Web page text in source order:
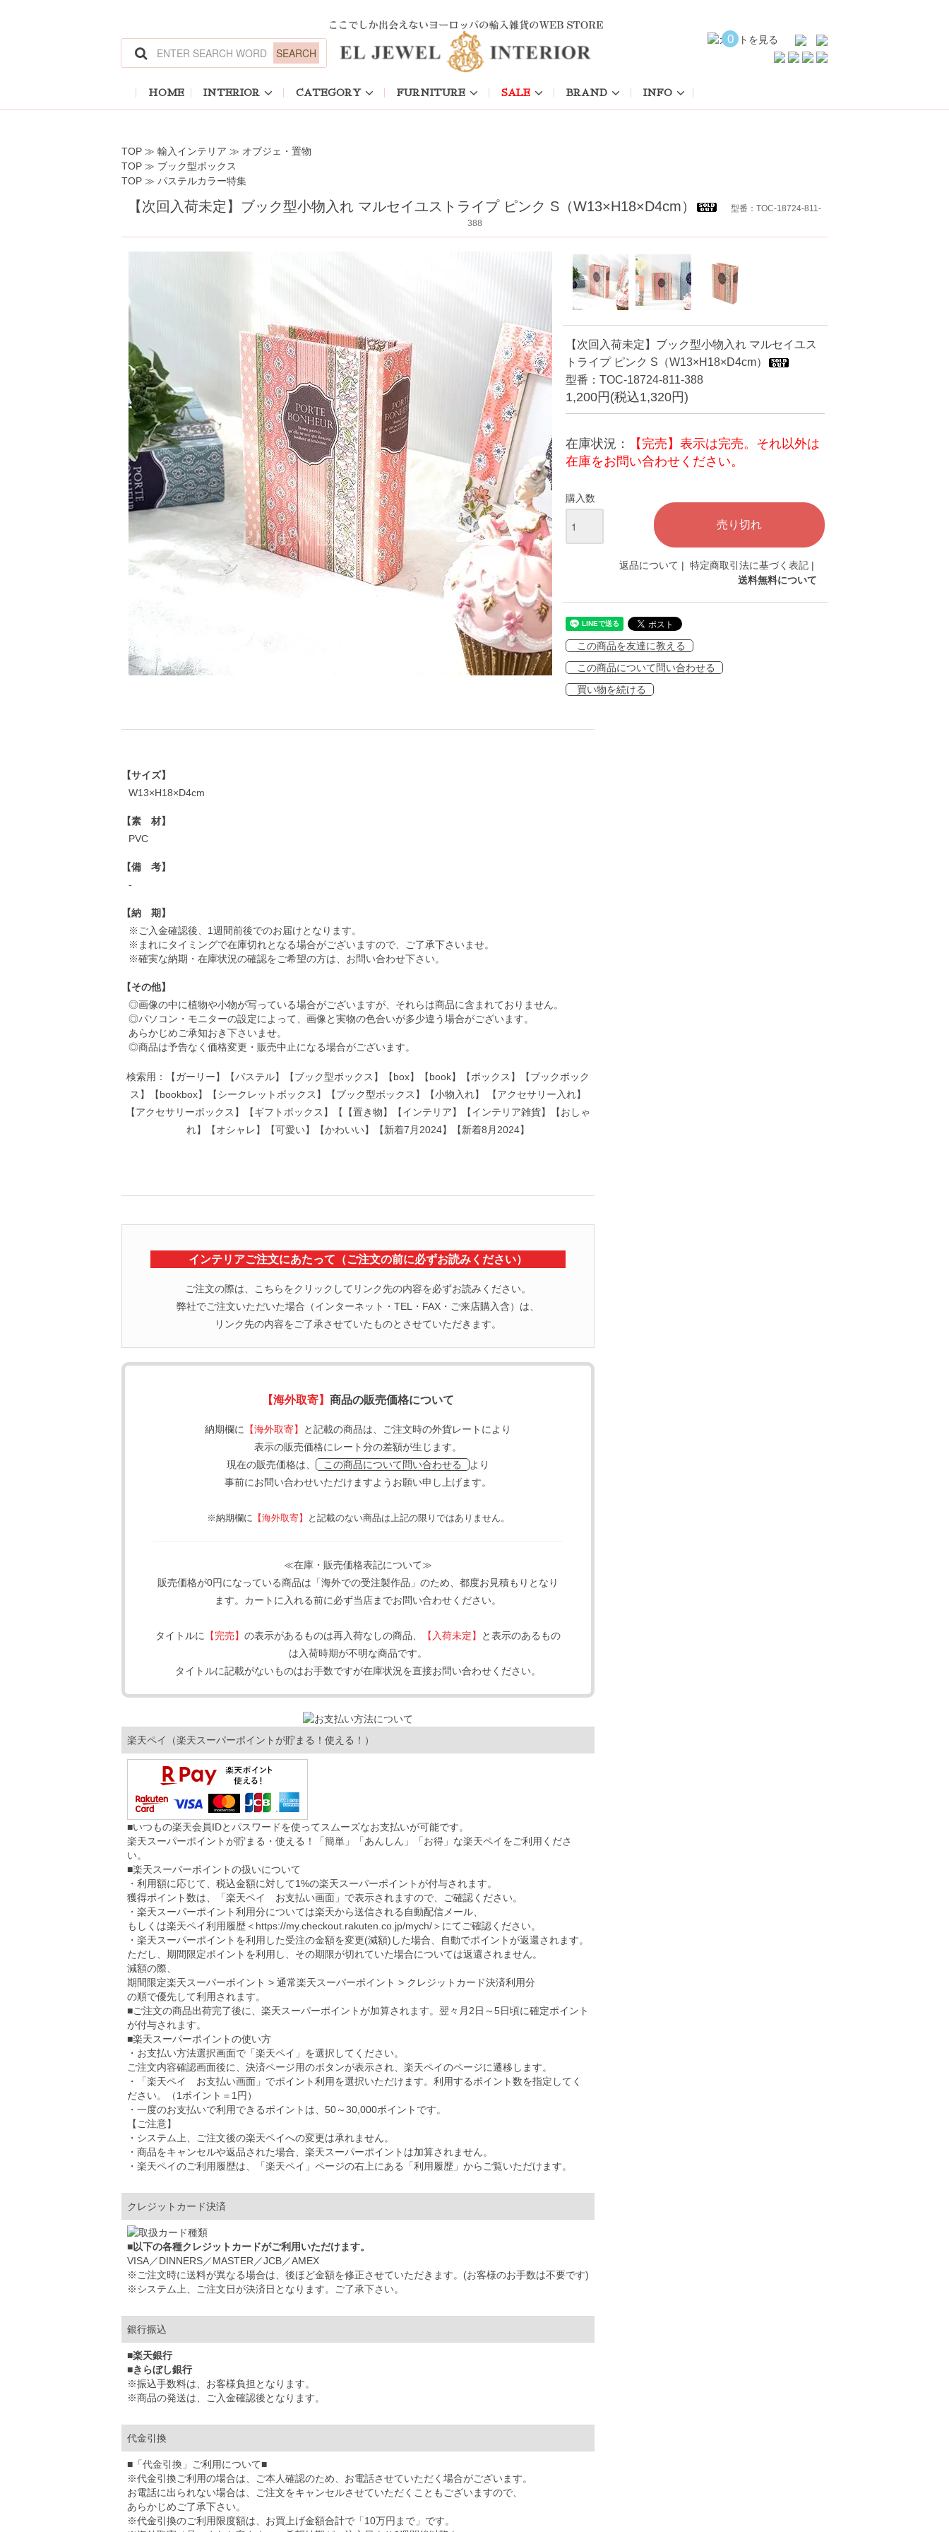
0
HOME INTERIOR CATEGORY FURNITURE SALE BRAND INFO
ホーム
TOP ≫ 輸入インテリア ≫ オブジェ・置物
TOP ≫ ブック型ボックス
TOP ≫ パステルカラー特集
【次回入荷未定】ブック型小物入れ マルセイユストライプ ピンク S（W13×H18×D4cm）
型番：TOC-18724-811-
388
【次回入荷未定】ブック型小物入れ マルセイユス
トライプ ピンク S（W13×H18×D4cm）
型番：TOC-18724-811-388
1,200円(税込1,320円)
在庫状況：
【完売】表示は完売。それ以外は
在庫をお問い合わせください。
購入数
返品について | 特定商取引法に基づく表記 |
送料無料について
この商品を友達に教える
この商品について問い合わせる
買い物を続ける
【サイズ】
W13×H18×D4cm
【素 材】
PVC
【備 考】
-
【納 期】
※ご入金確認後、1週間前後でのお届けとなります。
※まれにタイミングで在庫切れとなる場合がございますので、ご了承下さいませ。
※確実な納期・在庫状況の確認をご希望の方は、お問い合わせ下さい。
【その他】
◎画像の中に植物や小物が写っている場合がございますが、それらは商品に含まれておりません。
◎パソコン・モニターの設定によって、画像と実物の色合いが多少違う場合がございます。
あらかじめご承知おき下さいませ。
◎商品は予告なく価格変更・販売中止になる場合がございます。
検索用：【ガーリー】【パステル】【ブック型ボックス】【box】【book】【ボックス】【ブックボック
ス】【bookbox】【シークレットボックス】【ブック型ボックス】【小物入れ】 【アクセサリー入れ】
【アクセサリーボックス】【ギフトボックス】【【置き物】【インテリア】【インテリア雑貨】【おしゃ
れ】【オシャレ】【可愛い】【かわいい】【新着7月2024】【新着8月2024】
インテリアご注文にあたって（ご注文の前に必ずお読みください）
ご注文の際は、こちらをクリックしてリンク先の内容を必ずお読みください。
弊社でご注文いただいた場合（インターネット・TEL・FAX・ご来店購入含）は、
リンク先の内容をご了承させていたものとさせていただきます。
【海外取寄】 商品の販売価格について
納期欄に 【海外取寄】
と記載の商品は、ご注文時の外貨レートにより
表示の販売価格にレート分の差額が生じます。
現在の販売価格は、
この商品について問い合わせる
より
事前にお問い合わせいただけますようお願い申し上げます。
※納期欄に 【海外取寄】 と記載のない商品は上記の限りではありません。
≪在庫・販売価格表記について≫
販売価格が0円になっている商品は「海外での受注製作品」のため、都度お見積もりとなり
ます。カートに入れる前に必ず当店までお問い合わせください。
タイトルに 【完売】 の表示があるものは再入荷なしの商品、 【入荷未定】
と表示のあるもの
は入荷時期が不明な商品です。
タイトルに記載がないものはお手数ですが在庫状況を直接お問い合わせください。
楽天ペイ（楽天スーパーポイントが貯まる！使える！）
■いつもの楽天会員IDとパスワードを使ってスムーズなお支払いが可能です。
楽天スーパーポイントが貯まる・使える！「簡単」「あんしん」「お得」な楽天ペイをご利用くださ
い。
■楽天スーパーポイントの扱いについて
・利用額に応じて、税込金額に対して1%の楽天スーパーポイントが付与されます。
獲得ポイント数は、「楽天ペイ お支払い画面」で表示されますので、ご確認ください。
・楽天スーパーポイント利用分については楽天から送信される自動配信メール、
もしくは楽天ペイ利用履歴＜ https://my.checkout.rakuten.co.jp/mych/＞にてご確認ください。
・楽天スーパーポイントを利用した受注の金額を変更(減額)した場合、自動でポイントが返還されます。
ただし、期間限定ポイントを利用し、その期限が切れていた場合については返還されません。
減額の際、
期間限定楽天スーパーポイント > 通常楽天スーパーポイント > クレジットカード決済利用分
の順で優先して利用されます。
■ご注文の商品出荷完了後に、楽天スーパーポイントが加算されます。翌々月2日～5日頃に確定ポイント
が付与されます。
■楽天スーパーポイントの使い方
・お支払い方法選択画面で「楽天ペイ」を選択してください。
ご注文内容確認画面後に、決済ページ用のボタンが表示され、楽天ペイのページに遷移します。
・「楽天ペイ お支払い画面」でポイント利用を選択いただけます。利用するポイント数を指定してく
ださい。（1ポイント＝1円）
・一度のお支払いで利用できるポイントは、50～30,000ポイントです。
【ご注意】
・システム上、ご注文後の楽天ペイへの変更は承れません。
・商品をキャンセルや返品された場合、楽天スーパーポイントは加算されません。
・楽天ペイのご利用履歴は、「楽天ペイ」ページの右上にある「利用履歴」からご覧いただけます。
クレジットカード決済
■以下の各種クレジットカードがご利用いただけます。
VISA／DINNERS／MASTER／JCB／AMEX
※ご注文時に送料が異なる場合は、後ほど金額を修正させていただきます。(お客様のお手数は不要です)
※システム上、ご注文日が決済日となります。ご了承下さい。
銀行振込
■楽天銀行
■きらぼし銀行
※振込手数料は、お客様負担となります。
※商品の発送は、ご入金確認後となります。
代金引換
■「代金引換」ご利用について■
※代金引換ご利用の場合は、ご本人確認のため、お電話させていただく場合がございます。
お電話に出られない場合は、ご注文をキャンセルさせていただくこともございますので、
あらかじめご了承下さい。
※代金引換のご利用限度額は、お買上げ金額合計で「10万円まで」です。